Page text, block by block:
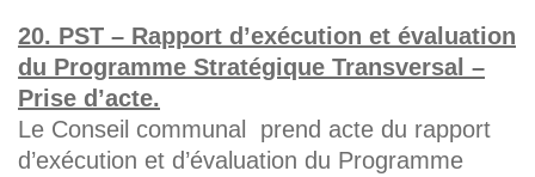
20. PST – Rapport d’exécution et évaluation
du Programme Stratégique Transversal –
Prise d’acte.
Le Conseil communal prend acte du rapport
d’exécution et d’évaluation du Programme